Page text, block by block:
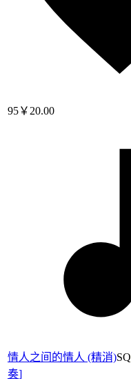
95￥20.00
情人之间的情人 (精消)SQ
奏]